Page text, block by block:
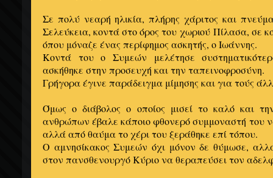
Σε πολύ νεαρή ηλικία, πλήρης χάριτος και
Σελεύκεια, κοντά στο όρος του χωριού Πίλασα, σε
όπου μόναζε ένας περίφημος ασκητής, ο Ιωάννης.
Κοντά του ο Συμεών μελέτησε
ασκήθηκε στην προσευχή και την ταπεινοφροσύνη.
Γρήγορα έγινε παράδειγμα μίμησης και για τούς
Όμως ο διάβολος ο οποίος μισεί το καλό και
ανθρώπων έβαλε κάποιο φθονερό συμμοναστή του
αλλά από θαύμα το χέρι του ξεράθηκε επί τόπου.
Ο αμνησίκακος Συμεών όχι μόνον δε θύμωσε,
στον πανσθενουργό Κύριο να θεραπεύσει τον